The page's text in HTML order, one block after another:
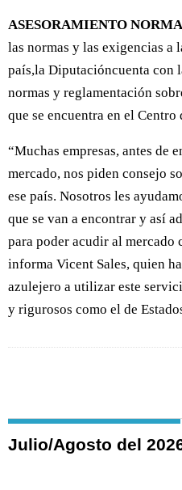
ASESORAMIENTO
las normas y las exigencias a
país,la Diputacióncuenta con
normas y reglamentación
que se encuentra en el
“Muchas empresas, antes de
mercado, nos piden consejo
ese país. Nosotros les
que se van a encontrar y así
para poder acudir al mercado
informa Vicent Sales, quien
azulejero a utilizar este
y rigurosos como el de
Julio/Agosto del